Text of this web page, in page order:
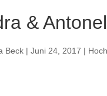
&
Beck |Juni 24, 2017 |